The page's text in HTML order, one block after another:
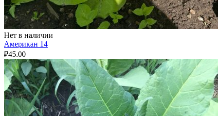
Нет в наличии
Американ 14
₽45.00